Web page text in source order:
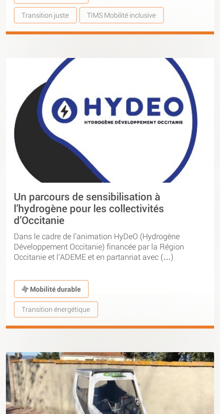
Transition juste TIMS Mobilité inclusive
Un parcours de sensibilisation à
l’hydrogène pour les collectivités
d’Occitanie
Dans le cadre de l’animation HyDeO (Hydrogène
Développement Occitanie) financée par la Région
Occitanie et l’ADEME et en partanriat avec (…)
Mobilité durable
Transition énergétique